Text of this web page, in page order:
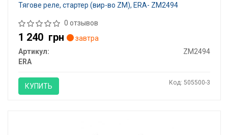
Тягове реле, стартер (вир-во ZM), ERA- ZM2494
0 отзывов
1 240 грн
завтра
Артикул:
ZM2494
ERA
КУПИТЬ Код: 505500-3